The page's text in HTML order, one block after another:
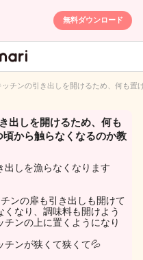
無料ダウンロード
QA
ッチンの引き出しを開けるため、何も
出しを開けるため、何も
から触らなくなるのか教
出しを漁らなくなります
ンの扉も引き出しも開けて
なり、調味料も開けよう
チンの上に置くようになり
チンが狭くて狭くて💦